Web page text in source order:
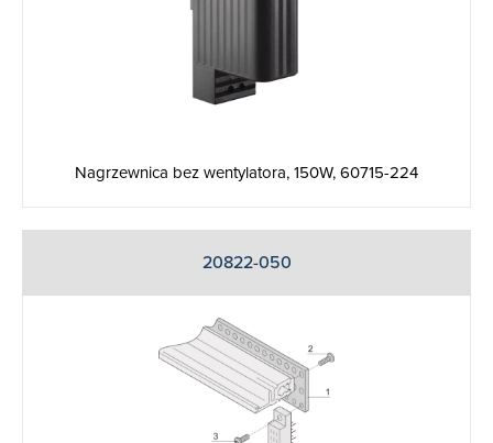
Nagrzewnica bez wentylatora, 150W, 60715-224
20822-050